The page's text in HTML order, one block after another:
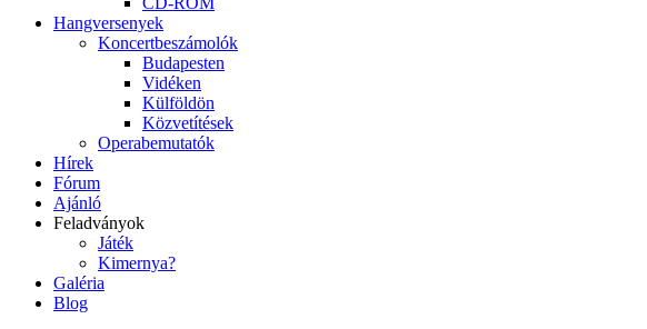
Hangversenyek
Koncertbeszámolók
Budapesten
Vidéken
Külföldön
Közvetítések
Operabemutatók
Hírek
Fórum
Ajánló
Feladványok
Játék
Kimernya?
Galéria
Blog